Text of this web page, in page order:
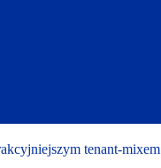
tenant-mixem